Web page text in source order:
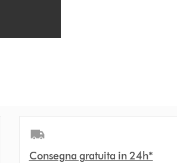
Consegna gratuita in 24h*